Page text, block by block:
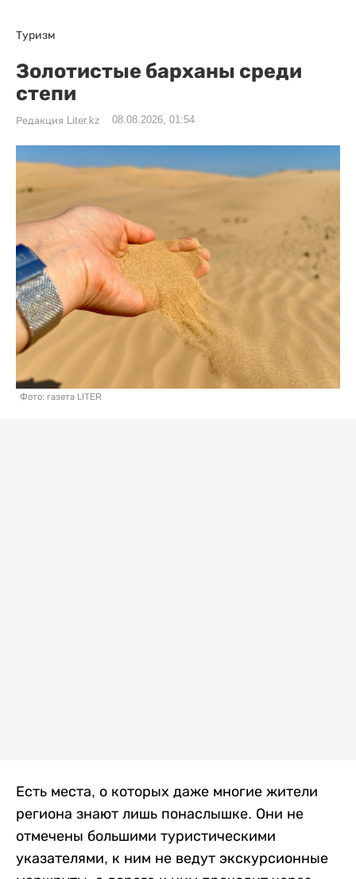
Туризм
Золотистые барханы среди
степи
Редакция Liter.kz 08.08.2026, 01:54
Фото: газета LITER
Есть места, о которых даже многие жители
региона знают лишь понаслышке. Они не
отмечены большими туристическими
указателями, к ним не ведут экскурсионные